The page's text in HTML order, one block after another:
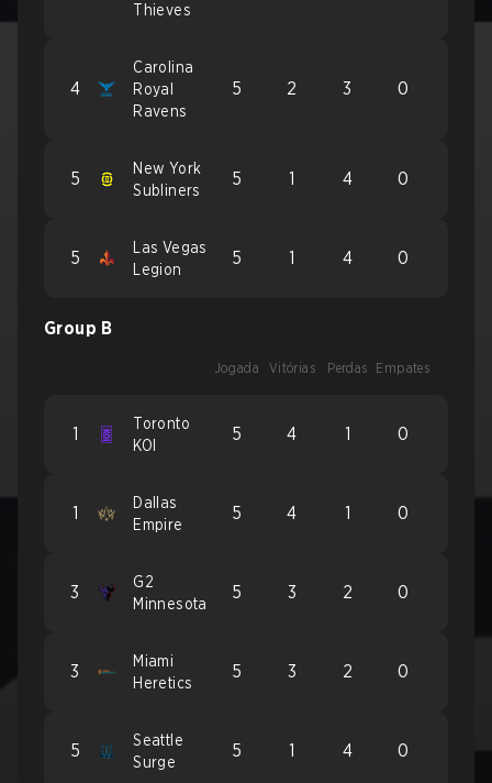
Thieves
4
Carolina
Royal
Ravens
5 2 3 0
5
New York
Subliners
5 1 4 0
5
Las Vegas
Legion
5 1 4 0
Group B
Jogada Vitórias Perdas Empates
1
Toronto
KOI
5 4 1 0
1
Dallas
Empire
5 4 1 0
3
G2
Minnesota
5 3 2 0
3
Miami
Heretics
5 3 2 0
5
Seattle
Surge
5 1 4 0